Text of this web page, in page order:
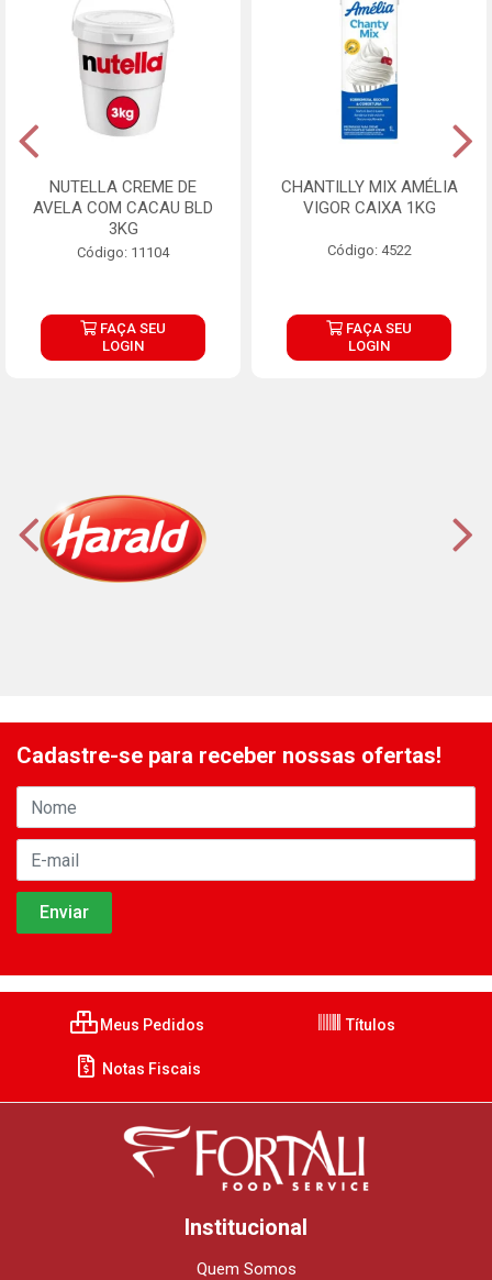
NUTELLA CREME DE
AVELA COM CACAU BLD
3KG
Código: 11104
FAÇA SEU
LOGIN
CHANTILLY MIX AMÉLIA
VIGOR CAIXA 1KG
Código: 4522
FAÇA SEU
LOGIN
Cadastre-se para receber nossas ofertas!
Meus Pedidos Títulos
Notas Fiscais
Institucional
Quem Somos